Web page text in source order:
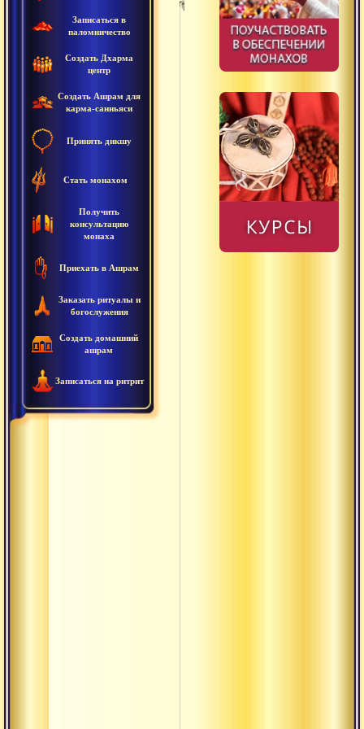
Записаться в
паломничество
Создать Дхарма
центр
Создать Ашрам для
карма-санньяси
Принять дикшу
Стать монахом
Получить
консультацию
монаха
Приехать в Ашрам
Заказать ритуалы и
богослужения
Создать домашний
ашрам
Записаться на ритрит
Ашуддха
Будда
Буддха-
кшетра
Бхава
Бхайнака
Бхакта
Бхукти